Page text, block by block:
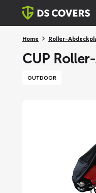
Skiplinks
Home Roller-
CUP
OUTDOOR